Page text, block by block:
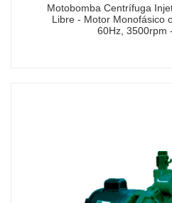
Motobomba Centrífuga
Libre - Motor Monofásico
60Hz, 3500rpm